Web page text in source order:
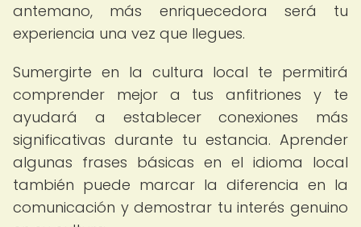
antemano, más enriquecedora será tu
experiencia una vez que llegues.
Sumergirte en la cultura local te permitirá
comprender mejor a tus anfitriones y te
ayudará a establecer conexiones más
significativas durante tu estancia. Aprender
algunas frases básicas en el idioma local
también puede marcar la diferencia en la
comunicación y demostrar tu interés genuino